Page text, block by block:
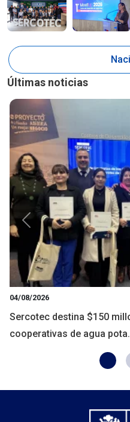
Últimas noticias
04/08/2026
Sercotec destina $150
cooperativas de agua
Anterior